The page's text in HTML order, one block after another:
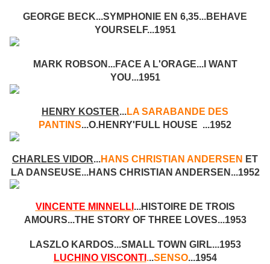
GEORGE BECK...SYMPHONIE EN 6,35...BEHAVE
YOURSELF...1951
MARK ROBSON...FACE A L'ORAGE...I WANT
YOU...1951
HENRY KOSTER...LA SARABANDE DES
PANTINS...O.HENRY'FULL HOUSE ...1952
CHARLES VIDOR...HANS CHRISTIAN ANDERSEN ET
LA DANSEUSE...HANS CHRISTIAN ANDERSEN...1952
VINCENTE MINNELLI ...HISTOIRE DE TROIS
AMOURS...THE STORY OF THREE LOVES...1953
LASZLO KARDOS...SMALL TOWN GIRL...1953
LUCHINO VISCONTI ...SENSO...1954